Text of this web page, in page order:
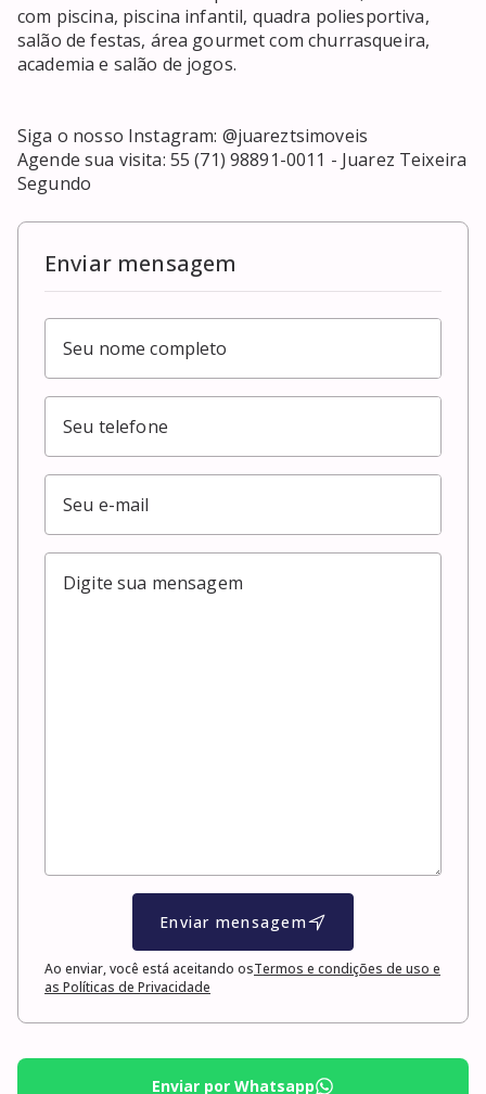
com piscina, piscina infantil, quadra poliesportiva,
salão de festas, área gourmet com churrasqueira,
academia e salão de jogos.
Siga o nosso Instagram: @juareztsimoveis
Agende sua visita: 55 (71) 98891-0011 - Juarez Teixeira
Enviar mensagem
Enviar mensagem
Ao enviar, você está aceitando osTermos e condições de uso e
as Políticas de Privacidade
Enviar por Whatsapp